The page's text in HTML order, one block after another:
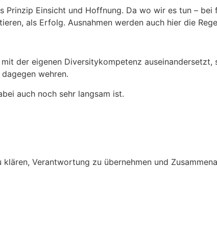
Einsicht und Hoffnung. Da wo wir es tun –
als Erfolg. Ausnahmen werden auch hier die
der eigenen Diversitykompetenz
wehren.
auch noch sehr langsam ist.
Verantwortung zu übernehmen und